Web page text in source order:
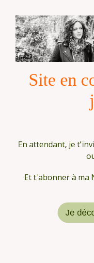
Site en
En attendant, je
Et t'abonner à ma
Je